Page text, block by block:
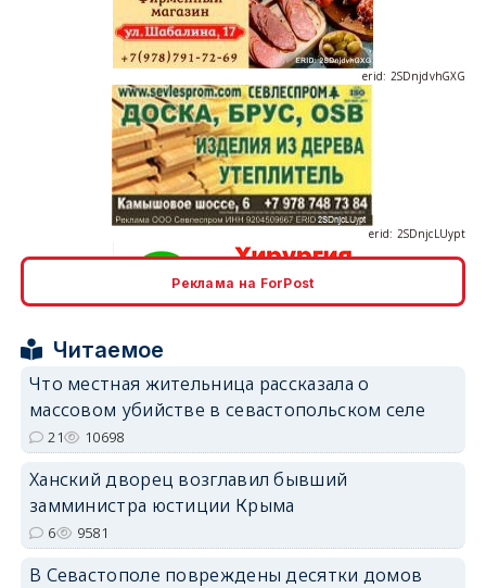
erid: 2SDnjdvhGXG
Реклама на ForPost
Читаемое
Что местная жительница рассказала о
массовом убийстве в севастопольском селе
21 10698
Ханский дворец возглавил бывший
замминистра юстиции Крыма
6 9581
В Севастополе повреждены десятки домов